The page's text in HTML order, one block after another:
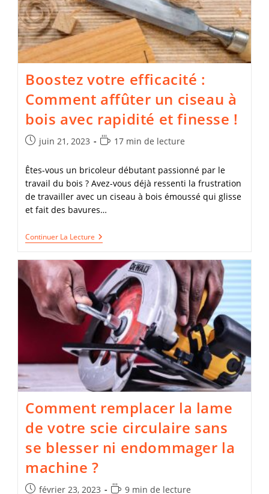
Boostez votre efficacité :
Comment affûter un ciseau à
bois avec rapidité et finesse !
Publication
juin 21, 2023
Temps
lecture :
17 min de lecture
Êtes-vous un bricoleur débutant passionné par le
travail du bois ? Avez-vous déjà ressenti la frustration
de travailler avec un ciseau à bois émoussé qui glisse
et fait des bavures…
Continuer La Lecture Boostez
Votre
Comment
Affûter
Un
Ciseau
À
Bois
Avec
Rapidité
Et
Finesse
!
Comment remplacer la lame
de votre scie circulaire sans
se blesser ni endommager la
machine ?
Publication
février 23, 2023
Temps9 min de lecture